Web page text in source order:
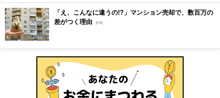
「え、こんなに違うの!?」マンション売却で、数百万の
差がつく理由 [PR]